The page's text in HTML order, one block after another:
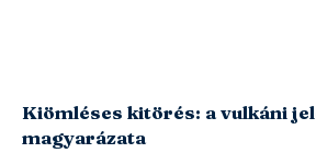
Kiömléses kitörés: a vulkáni
magyarázata